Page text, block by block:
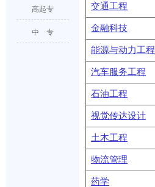
交通工程
金融科技
能源与动力工程
汽车服务工程
石油工程
视觉传达设计
土木工程
物流管理
药学
高起专
中 专